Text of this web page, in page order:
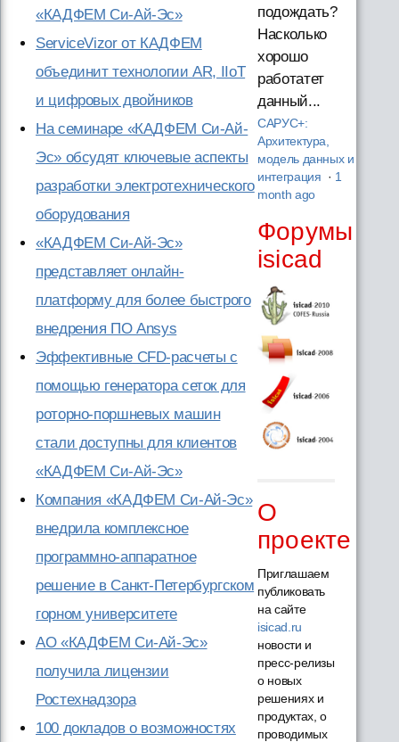
«КАДФЕМ Си-Ай-Эс»
ServiceVizor от КАДФЕМ
объединит технологии AR, IIoT
и цифровых двойников
На семинаре «КАДФЕМ Си-Ай-
Эс» обсудят ключевые аспекты
разработки электротехнического
оборудования
«КАДФЕМ Си-Ай-Эс»
представляет онлайн-
платформу для более быстрого
внедрения ПО Ansys
Эффективные CFD-расчеты с
помощью генератора сеток для
роторно-поршневых машин
стали доступны для клиентов
«КАДФЕМ Си-Ай-Эс»
Компания «КАДФЕМ Си-Ай-Эс»
внедрила комплексное
программно-аппаратное
решение в Санкт-Петербургском
горном университете
АО «КАДФЕМ Си-Ай-Эс»
получила лицензии
Ростехнадзора
100 докладов о возможностях
подождать?
Насколько
хорошо
работатет
данный...
САРУС+:
Архитектура,
модель данных и
интеграция · 1
month ago
Форумы
isicad
О
проекте
Приглашаем
публиковать
на сайте
isicad.ru
новости и
пресс-релизы
о новых
решениях и
продуктах, о
проводимых